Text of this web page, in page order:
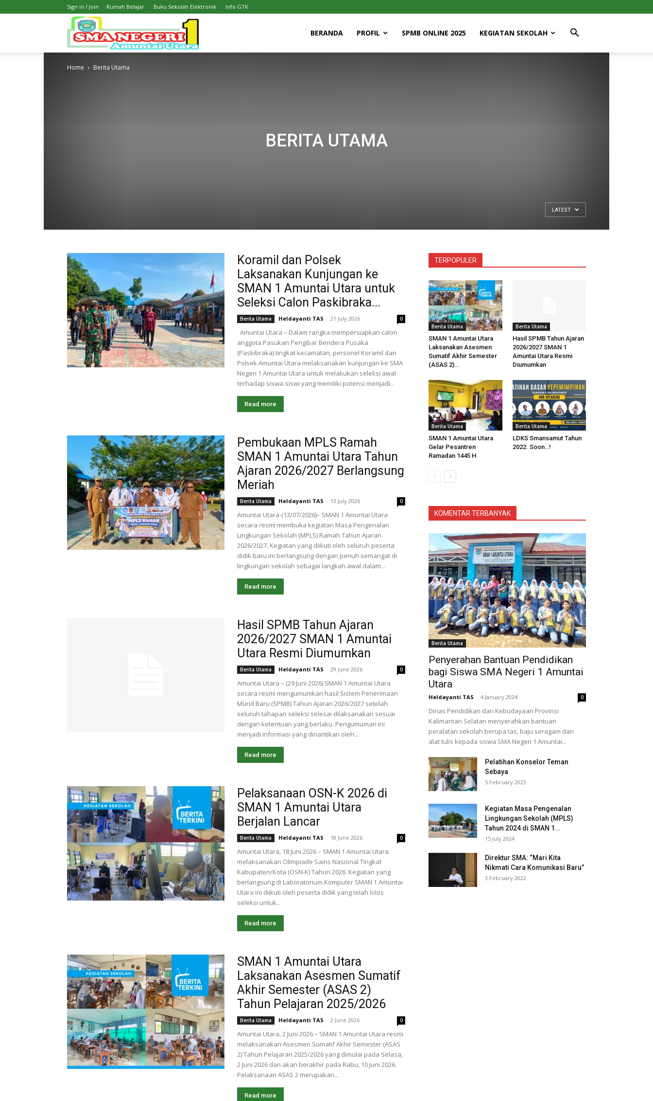
Sign in / Join Rumah Belajar Buku Sekolah Elektronik Info GTK
BERANDA PROFIL SPMB ONLINE 2025 KEGIATAN SEKOLAH
Home Berita Utama
BERITA UTAMA
LATEST
Koramil dan Polsek
Laksanakan Kunjungan ke
SMAN 1 Amuntai Utara untuk
Seleksi Calon Paskibraka...
Berita Utama Heldayanti TAS - 21 July 2026 0
Amuntai Utara – Dalam rangka mempersiapkan calon
anggota Pasukan Pengibar Bendera Pusaka
(Paskibraka) tingkat kecamatan, personel Koramil dan
Polsek Amuntai Utara melaksanakan kunjungan ke SMA
Negeri 1 Amuntai Utara untuk melakukan seleksi awal
terhadap siswa-siswi yang memiliki potensi menjadi...
Read more
Pembukaan MPLS Ramah
SMAN 1 Amuntai Utara Tahun
Ajaran 2026/2027 Berlangsung
Meriah
Berita Utama Heldayanti TAS - 13 July 2026 0
Amuntai Utara-(13/07/2026)– SMAN 1 Amuntai Utara
secara resmi membuka kegiatan Masa Pengenalan
Lingkungan Sekolah (MPLS) Ramah Tahun Ajaran
2026/2027. Kegiatan yang diikuti oleh seluruh peserta
didik baru ini berlangsung dengan penuh semangat di
lingkungan sekolah sebagai langkah awal dalam...
Read more
Hasil SPMB Tahun Ajaran
2026/2027 SMAN 1 Amuntai
Utara Resmi Diumumkan
Berita Utama Heldayanti TAS - 29 June 2026 0
Amuntai Utara – (29 Juni 2026) SMAN 1 Amuntai Utara
secara resmi mengumumkan hasil Sistem Penerimaan
Murid Baru (SPMB) Tahun Ajaran 2026/2027 setelah
seluruh tahapan seleksi selesai dilaksanakan sesuai
dengan ketentuan yang berlaku. Pengumuman ini
menjadi informasi yang dinantikan oleh...
Read more
Pelaksanaan OSN-K 2026 di
SMAN 1 Amuntai Utara
Berjalan Lancar
Berita Utama Heldayanti TAS - 18 June 2026 0
Amuntai Utara, 18 Juni 2026 – SMAN 1 Amuntai Utara
melaksanakan Olimpiade Sains Nasional Tingkat
Kabupaten/Kota (OSN-K) Tahun 2026. Kegiatan yang
berlangsung di Laboratorium Komputer SMAN 1 Amuntai
Utara ini diikuti oleh peserta didik yang telah lolos
seleksi untuk...
Read more
SMAN 1 Amuntai Utara
Laksanakan Asesmen Sumatif
Akhir Semester (ASAS 2)
Tahun Pelajaran 2025/2026
Berita Utama Heldayanti TAS - 2 June 2026 0
Amuntai Utara, 2 Juni 2026 – SMAN 1 Amuntai Utara resmi
melaksanakan Asesmen Sumatif Akhir Semester (ASAS
2) Tahun Pelajaran 2025/2026 yang dimulai pada Selasa,
2 Juni 2026 dan akan berakhir pada Rabu, 10 Juni 2026.
Pelaksanaan ASAS 2 merupakan...
Read more
TERPOPULER
Berita Utama
SMAN 1 Amuntai Utara
Laksanakan Asesmen
Sumatif Akhir Semester
(ASAS 2)...
Berita Utama
Hasil SPMB Tahun Ajaran
2026/2027 SMAN 1
Amuntai Utara Resmi
Diumumkan
Berita Utama
SMAN 1 Amuntai Utara
Gelar Pesantren
Ramadan 1445 H
Berita Utama
LDKS Smansamut Tahun
2022. Soon…!
KOMENTAR TERBANYAK
Berita Utama
Penyerahan Bantuan Pendidikan
bagi Siswa SMA Negeri 1 Amuntai
Utara
Heldayanti TAS - 4 January 2024 0
Dinas Pendidikan dan Kebudayaan Provinsi
Kalimantan Selatan menyerahkan bantuan
peralatan sekolah berupa tas, baju seragam dan
alat tulis kepada siswa SMA Negeri 1 Amuntai...
Pelatihan Konselor Teman
Sebaya
5 February 2023
Kegiatan Masa Pengenalan
Lingkungan Sekolah (MPLS)
Tahun 2024 di SMAN 1...
15 July 2024
Direktur SMA: “Mari Kita
Nikmati Cara Komunikasi Baru”
3 February 2022